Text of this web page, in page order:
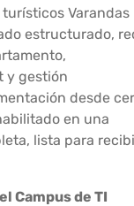
Varandas
estructurado,
y gestión
desde
en una
lista para
Campus de TI